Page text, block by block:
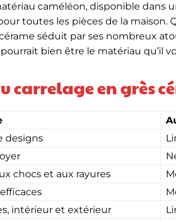
caméléon, disponible dans
toutes les pièces de la maison.
séduit par ses nombreux
bien être le matériau qu’il
carrelage en grès
designs
chocs et aux rayures
intérieur et extérieur